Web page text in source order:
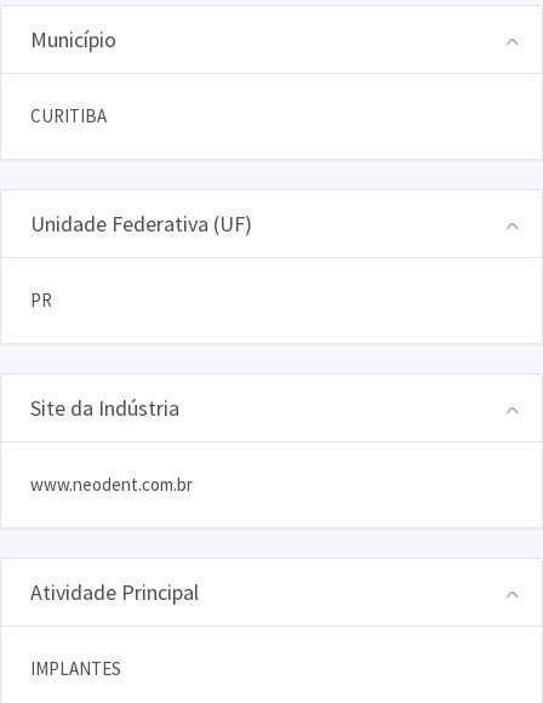
Município
CURITIBA
Unidade Federativa (UF)
PR
Site da Indústria
www.neodent.com.br
Atividade Principal
IMPLANTES